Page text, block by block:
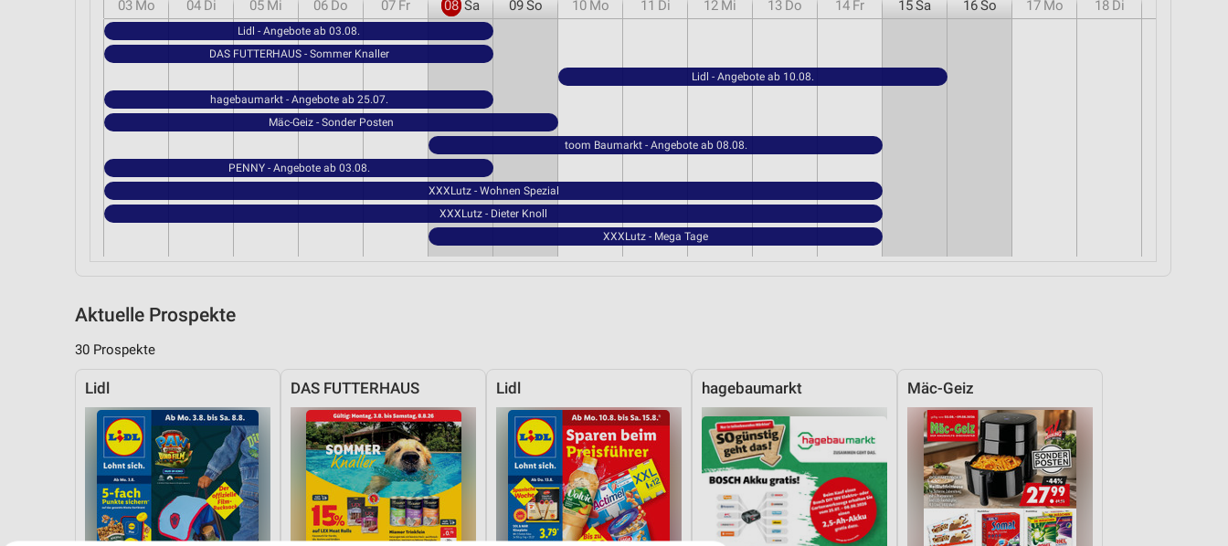
03 Mo 04 Di 05 Mi 06 Do 07 Fr 08 Sa 09So 10 Mo 11 Di 12 Mi 13 Do 14 Fr 15Sa 16So 17 Mo 18 Di
Lidl - Angebote ab 03.08.
DAS FUTTERHAUS - Sommer Knaller
Lidl - Angebote ab 10.08.
hagebaumarkt - Angebote ab 25.07.
Mäc-Geiz - Sonder Posten
toom Baumarkt - Angebote ab 08.08.
PENNY - Angebote ab 03.08.
XXXLutz - Wohnen Spezial
XXXLutz - Dieter Knoll
XXXLutz - Mega Tage
Aktuelle Prospekte
30 Prospekte
Lidl DAS FUTTERHAUS Lidl hagebaumarkt Mäc-Geiz